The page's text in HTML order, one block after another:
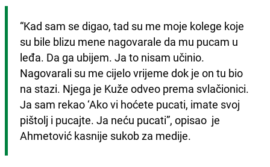
“Kad sam se digao, tad su me moje kolege koje
su bile blizu mene nagovarale da mu pucam u
leđa. Da ga ubijem. Ja to nisam učinio.
Nagovarali su me cijelo vrijeme dok je on tu bio
na stazi. Njega je Kuže odveo prema svlačionici.
Ja sam rekao ‘Ako vi hoćete pucati, imate svoj
pištolj i pucajte. Ja neću pucati”, opisao  je
Ahmetović kasnije sukob za medije.